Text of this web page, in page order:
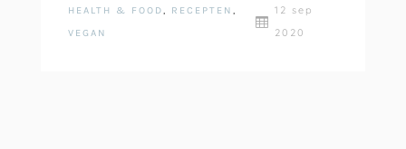
HEALTH & FOOD, RECEPTEN ,
VEGAN

12 sep
2020